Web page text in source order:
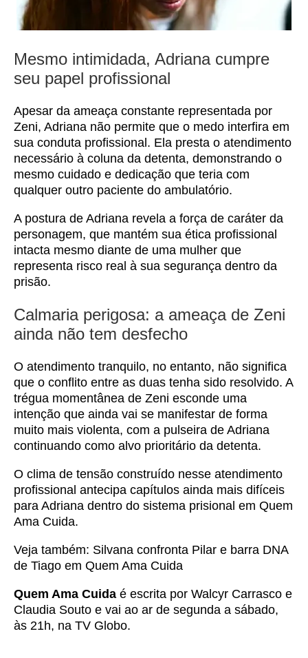
Mesmo intimidada, Adriana cumpre
seu papel profissional
Apesar da ameaça constante representada por
Zeni, Adriana não permite que o medo interfira em
sua conduta profissional. Ela presta o atendimento
necessário à coluna da detenta, demonstrando o
mesmo cuidado e dedicação que teria com
qualquer outro paciente do ambulatório.
A postura de Adriana revela a força de caráter da
personagem, que mantém sua ética profissional
intacta mesmo diante de uma mulher que
representa risco real à sua segurança dentro da
prisão.
Calmaria perigosa: a ameaça de Zeni
ainda não tem desfecho
O atendimento tranquilo, no entanto, não significa
que o conflito entre as duas tenha sido resolvido. A
trégua momentânea de Zeni esconde uma
intenção que ainda vai se manifestar de forma
muito mais violenta, com a pulseira de Adriana
continuando como alvo prioritário da detenta.
O clima de tensão construído nesse atendimento
profissional antecipa capítulos ainda mais difíceis
para Adriana dentro do sistema prisional em Quem
Ama Cuida.
Veja também: Silvana confronta Pilar e barra DNA
de Tiago em Quem Ama Cuida
Quem Ama Cuida é escrita por Walcyr Carrasco e
Claudia Souto e vai ao ar de segunda a sábado,
às 21h, na TV Globo.